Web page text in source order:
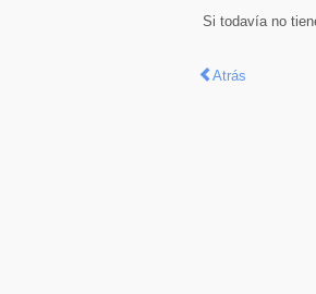
Si todavía no
Atrás